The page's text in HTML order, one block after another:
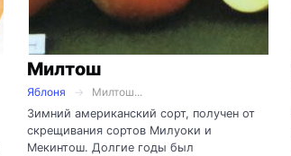
Милтош
Яблоня
Милтош...
Зимний американский сорт, получен от
скрещивания сортов Милуоки и
Мекинтош. Долгие годы был